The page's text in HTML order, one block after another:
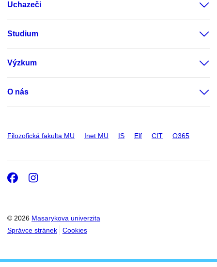
Uchazeči
Studium
Výzkum
O nás
Filozofická fakulta MU Inet MU IS Elf CIT O365
© 2026 Masarykova univerzita
Správce stránek
Cookies
Facebook
Instagram